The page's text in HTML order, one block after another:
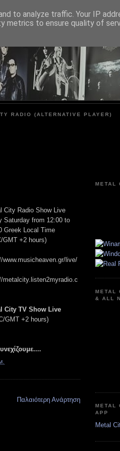
CITY
RADIO (ALTERNATIVE PLAYER)
City Radio Show Live
Saturday from 12:00 to
Greek Local Time
GMT +2 hours)
www.musicheaven.gr/live/
metalcity.listen2myradio.c
City TV Show Live
GMT +2 hours)
Παλαιότερη Ανάρτηση
METAL
METAL
& ALL
METAL
APP
Metal
to analyze traffic. Your IP
metrics to ensure quality of